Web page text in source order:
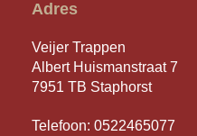
Adres
Veijer Trappen
Albert Huismanstraat 7
7951 TB Staphorst
Telefoon: 0522465077